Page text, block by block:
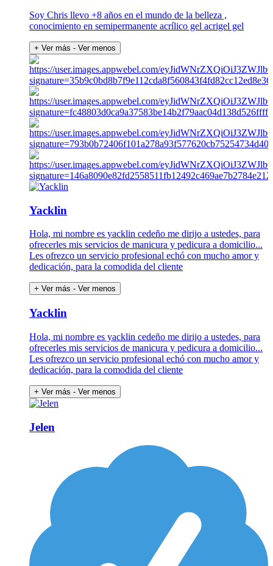
Soy Chris llevo +8 años en el mundo de la belleza ,
conocimiento en semipermanente acrílico gel acrigel gel
+ Ver más - Ver menos
Yacklin
Hola, mi nombre es yacklin cedeño me dirijo a ustedes, para
ofrecerles mis servicios de manicura y pedicura a domicilio...
Les ofrezco un servicio profesional echó con mucho amor y
dedicación, para la comodida del cliente
+ Ver más - Ver menos
Yacklin
Hola, mi nombre es yacklin cedeño me dirijo a ustedes, para
ofrecerles mis servicios de manicura y pedicura a domicilio...
Les ofrezco un servicio profesional echó con mucho amor y
dedicación, para la comodida del cliente
+ Ver más - Ver menos
Jelen